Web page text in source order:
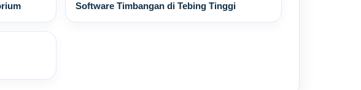
Software Timbangan di Tebing Tinggi